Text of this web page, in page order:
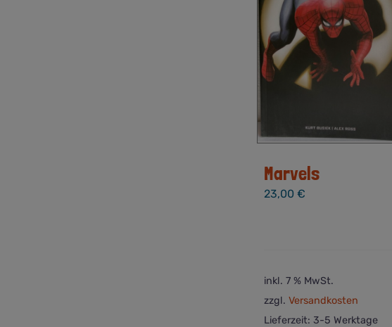
Marvels
23,00 €
inkl. 7 % MwSt.
zzgl. Versandkosten
Lieferzeit: 3-5 Werktage